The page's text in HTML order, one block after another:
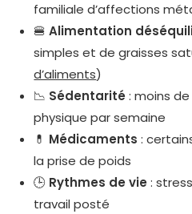
familiale d’affections
🍔Alimentation
simples et de graisses
d’aliments)
📉 Sédentarité : moins
physique par semaine
💊 Médicaments :
la prise de poids
🕒 Rythmes de vie :
travail posté